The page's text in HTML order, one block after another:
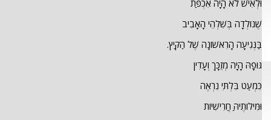
וּלְאִישׁ לֹא הָיָה אִכְפַּת
שֶׁנוֹלְדָה בְּשִׁלְהֵי הָאָבִיב
בַּנְּגִיעָה הָרִאשׁוֹנָה שֶׁל הַקַּיִץ.
גּוּפָהּ הָיָה מְזֻכָּךְ וְעָדִין
כִּמְעַט בִּלְתִּי נִרְאֶה
וּמִּילוֹתֶיהַּ חֲרִישִׁיוֹת